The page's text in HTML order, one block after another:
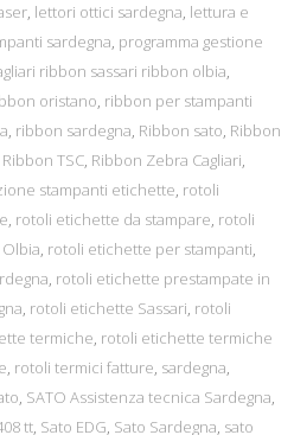
, lettori ottici sardegna, lettura e
sardegna, programma gestione
ribbon sassari ribbon olbia,
oristano, ribbon per stampanti
, ribbon sardegna, Ribbon sato, Ribbon
Ribbon TSC, Ribbon Zebra Cagliari,
stampanti etichette, rotoli
, rotoli etichette da stampare, rotoli
, rotoli etichette per stampanti,
, rotoli etichette prestampate in
, rotoli etichette Sassari, rotoli
termiche, rotoli etichette termiche
, rotoli termici fatture, sardegna,
, SATO Assistenza tecnica Sardegna,
tt, Sato EDG, Sato Sardegna, sato